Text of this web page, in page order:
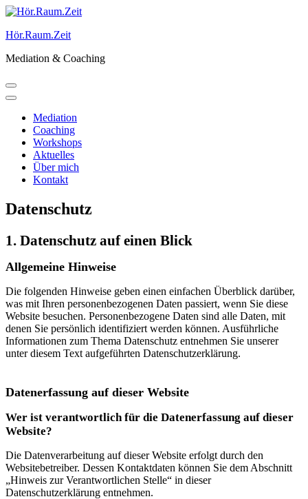
Skip
content
Hör.Raum.Zeit
Mediation & Coaching
Mediation
Coaching
Workshops
Aktuelles
Über mich
Kontakt
Datenschutz
1. Datenschutz auf einen Blick
Allgemeine Hinweise
Die folgenden Hinweise geben einen einfachen Überblick darüber,
was mit Ihren personenbezogenen Daten passiert, wenn Sie diese
Website besuchen. Personenbezogene Daten sind alle Daten, mit
denen Sie persönlich identifiziert werden können. Ausführliche
Informationen zum Thema Datenschutz entnehmen Sie unserer
unter diesem Text aufgeführten Datenschutzerklärung.
Datenerfassung auf dieser Website
Wer ist verantwortlich für die Datenerfassung auf dieser
Website?
Die Datenverarbeitung auf dieser Website erfolgt durch den
Websitebetreiber. Dessen Kontaktdaten können Sie dem Abschnitt
„Hinweis zur Verantwortlichen Stelle“ in dieser
Datenschutzerklärung entnehmen.